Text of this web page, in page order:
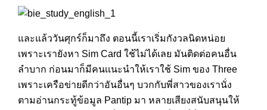
และแล้ววันศุกร์ก็มาถึง ตอนนี้เราเริ่มกังวลนิดหน่อย
เพราะเรายังหา Sim Card ใช้ไม่ได้เลย มันติดต่อคนอื่น
ลำบาก ก่อนมาก็มีคนเเนะนำให้เราใช้ Sim ของ Three
เพราะเครือข่ายดีกว่าอันอื่นๆ บวกกับพี่สาวของเรานั่ง
ตามอ่านกระทู้ข้อมูล Pantip มา หลายเสียงสนับสนุนให้